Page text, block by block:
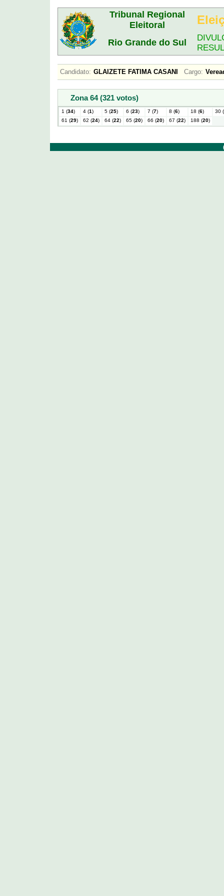
Tribunal Regional
Eleitoral
Rio Grande do Sul
Candidato: GLAIZETE FATIMA CASANI Cargo:
Zona 64 (321 votos)
1 (34) 4 (1) 5 (25) 6 (23) 7 (7) 8 (6) 18 (6)
30 (
61 (29) 62 (24) 64 (22) 65 (20) 66 (20) 67 (22) 188 (20)